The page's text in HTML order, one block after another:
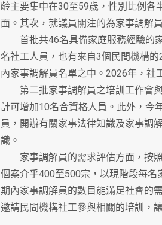
齡主要集中在30至59歲，性別比例各
面。其次，就議員關注的為家事調解
首批共46名具備家庭服務經驗的家
名社工人員，也有來自3個民間機構
內家事調解員名單之中。2026年，社
第二批家事調解員之培訓工作會與
計可增加10名合資格人員。此外，今
員，開辦有關家事法律知識及家事調
識。
家事調解員的需求評估方面，按照
個案介乎400至500宗，以現階段每
期內家事調解員的數目能滿足社會的
邀請民間機構社工參與相關的培訓，